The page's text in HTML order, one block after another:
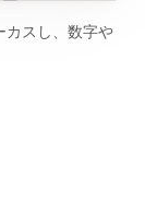
カスし、数字や